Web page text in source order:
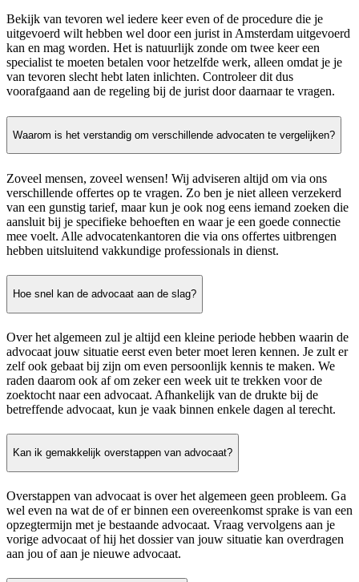
Bekijk van tevoren wel iedere keer even of de procedure die je
uitgevoerd wilt hebben wel door een jurist in Amsterdam uitgevoerd
kan en mag worden. Het is natuurlijk zonde om twee keer een
specialist te moeten betalen voor hetzelfde werk, alleen omdat je je
van tevoren slecht hebt laten inlichten. Controleer dit dus
voorafgaand aan de regeling bij de jurist door daarnaar te vragen.
Waarom is het verstandig om verschillende advocaten te vergelijken?
Zoveel mensen, zoveel wensen! Wij adviseren altijd om via ons
verschillende offertes op te vragen. Zo ben je niet alleen verzekerd
van een gunstig tarief, maar kun je ook nog eens iemand zoeken die
aansluit bij je specifieke behoeften en waar je een goede connectie
mee voelt. Alle advocatenkantoren die via ons offertes uitbrengen
hebben uitsluitend vakkundige professionals in dienst.
Hoe snel kan de advocaat aan de slag?
Over het algemeen zul je altijd een kleine periode hebben waarin de
advocaat jouw situatie eerst even beter moet leren kennen. Je zult er
zelf ook gebaat bij zijn om even persoonlijk kennis te maken. We
raden daarom ook af om zeker een week uit te trekken voor de
zoektocht naar een advocaat. Afhankelijk van de drukte bij de
betreffende advocaat, kun je vaak binnen enkele dagen al terecht.
Kan ik gemakkelijk overstappen van advocaat?
Overstappen van advocaat is over het algemeen geen probleem. Ga
wel even na wat de of er binnen een overeenkomst sprake is van een
opzegtermijn met je bestaande advocaat. Vraag vervolgens aan je
vorige advocaat of hij het dossier van jouw situatie kan overdragen
aan jou of aan je nieuwe advocaat.